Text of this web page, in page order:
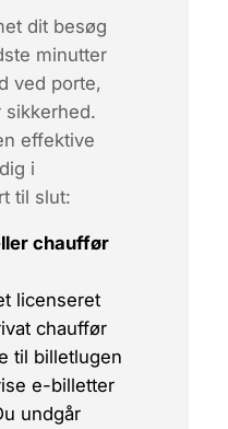
dit besøg
minutter
ved porte,
sikkerhed.
effektive
i
til slut:
chauffør
licenseret
chauffør
til billetlugen
e-billetter
undgår